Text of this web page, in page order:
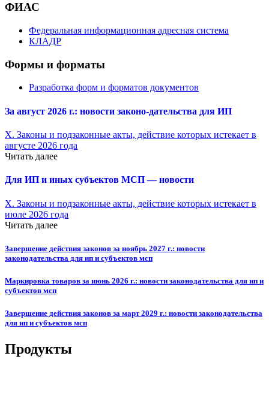
ФИАС
Федеральная информационная адресная система
КЛАДР
Формы и форматы
Разработка форм и форматов документов
За август 2026 г.: новости законо-дательства для ИП
X. Законы и подзаконные акты, действие которых истекает в
августе 2026 года
Читать далее
Для ИП и иных субъектов МСП — новости
X. Законы и подзаконные акты, действие которых истекает в
июле 2026 года
Читать далее
Завершение действия законов за ноябрь 2027 г.: новости
законодательства для ип и субъектов мсп
Маркировка товаров за июнь 2026 г.: новости законодательства для ип и
субъектов мсп
Завершение действия законов за март 2029 г.: новости законодательства
для ип и субъектов мсп
Продукты